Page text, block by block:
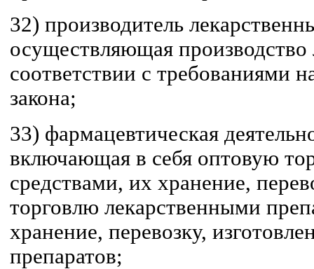
32) производитель
осуществляющая производство
соответствии с требованиями
закона;
33) фармацевтическая
включающая в себя оптовую
средствами, их хранение,
торговлю лекарственными
хранение, перевозку,
препаратов;